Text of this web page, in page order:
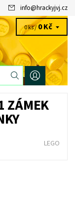
info@hrackyjvj.cz
0 ks /0 Kč
ZÁMEK
LEGO